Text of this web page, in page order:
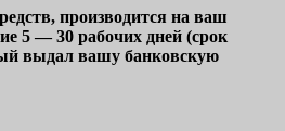
производится на ваш
5 — 30 рабочих дней (срок
выдал вашу банковскую